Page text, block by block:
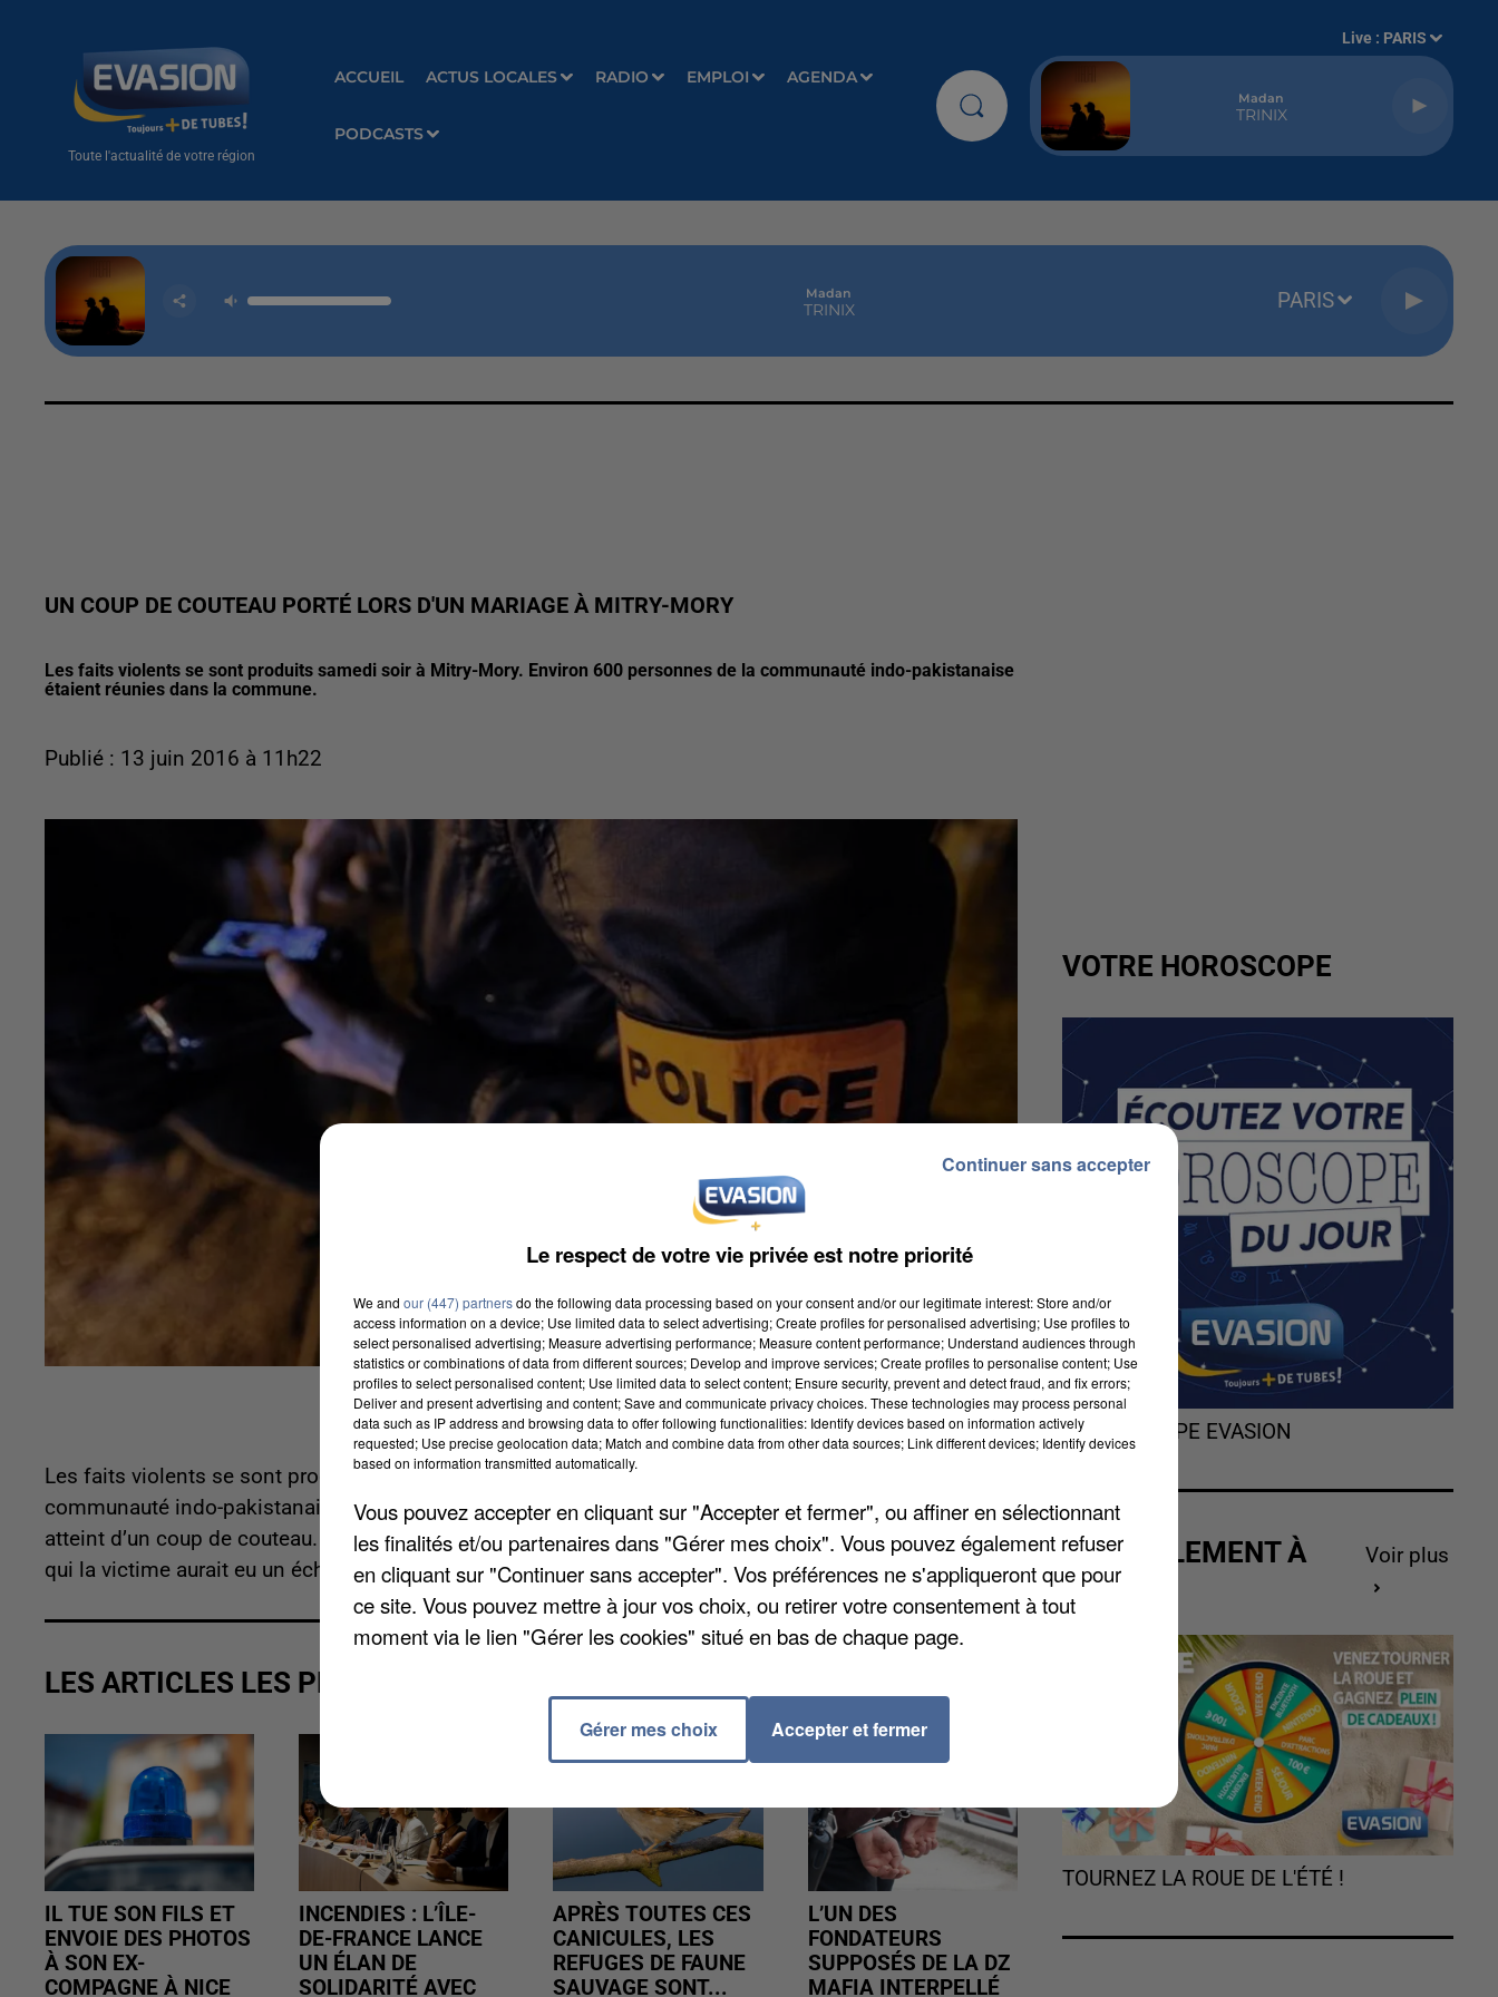
Toute l'actualité de votre région
ACCUEIL ACTUS LOCALES RADIO EMPLOI AGENDA
PODCASTS
Live : PARIS
Madan
TRINIX
Madan
TRINIX PARIS
UN COUP DE COUTEAU PORTÉ LORS D'UN MARIAGE À MITRY-MORY
Les faits violents se sont produits samedi soir à Mitry-Mory. Environ 600 personnes de la communauté indo-pakistanaise
étaient réunies dans la commune.
Publié : 13 juin 2016 à 11h22
Les faits violents se sont produits samedi soir à Mitry-Mory. Environ 600 personnes de la
communauté indo-pakistanaise étaient réunies dans la commune. Dans la nuit, un des invités a été
atteint d’un coup de couteau. L'homme était fortement alcoolisé. L'auteur du coup était un serveur avec
qui la victime aurait eu un échange houleux dans la soirée. Le suspect a été placé en garde à vue.
LES ARTICLES LES PLUS VUS
IL TUE SON FILS ET
ENVOIE DES PHOTOS
À SON EX-
COMPAGNE À NICE
INCENDIES : L’ÎLE-
DE-FRANCE LANCE
UN ÉLAN DE
SOLIDARITÉ AVEC
APRÈS TOUTES CES
CANICULES, LES
REFUGES DE FAUNE
SAUVAGE SONT...
L’UN DES
FONDATEURS
SUPPOSÉS DE LA DZ
MAFIA INTERPELLÉ
VOTRE HOROSCOPE
L'HOROSCOPE EVASION
ACTUELLEMENT À
GAGNER
Voir plus
TOURNEZ LA ROUE DE L'ÉTÉ !
Le respect de votre vie privée est notre priorité
We and our (447) partnersdo the following data processing based on your consent and/or our legitimate interest: Store and/or
access information on a device; Use limited data to select advertising; Create profiles for personalised advertising; Use profiles to
select personalised advertising; Measure advertising performance; Measure content performance; Understand audiences through
statistics or combinations of data from different sources; Develop and improve services; Create profiles to personalise content; Use
profiles to select personalised content; Use limited data to select content; Ensure security, prevent and detect fraud, and fix errors;
Deliver and present advertising and content; Save and communicate privacy choices. These technologies may process personal
data such as IP address and browsing data to offer following functionalities: Identify devices based on information actively
requested; Use precise geolocation data; Match and combine data from other data sources; Link different devices; Identify devices
based on information transmitted automatically.
Vous pouvez accepter en cliquant sur "Accepter et fermer", ou affiner en sélectionnant
les finalités et/ou partenaires dans "Gérer mes choix". Vous pouvez également refuser
en cliquant sur "Continuer sans accepter". Vos préférences ne s'appliqueront que pour
ce site. Vous pouvez mettre à jour vos choix, ou retirer votre consentement à tout
moment via le lien "Gérer les cookies" situé en bas de chaque page.
Gérer mes choix Accepter et fermer
Continuer sans accepter